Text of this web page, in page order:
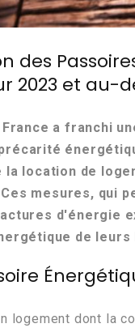
des
2023 et au-
a franchi
location de
mesures, qui
d'énergie
de leurs
logement dont la